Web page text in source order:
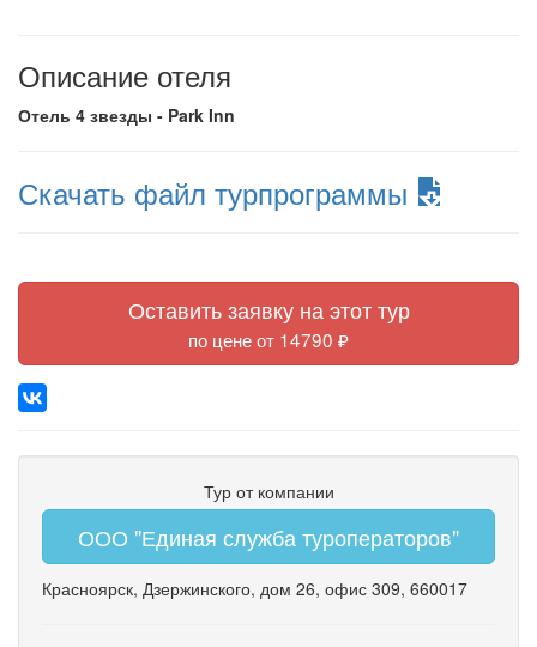
Описание отеля
Отель 4 звезды - Park Inn
Скачать файл турпрограммы
Оставить заявку на этот тур
по цене от 14790 ₽
Тур от компании
ООО "Единая служба туроператоров"
Красноярск, Дзержинского, дом 26, офис 309, 660017